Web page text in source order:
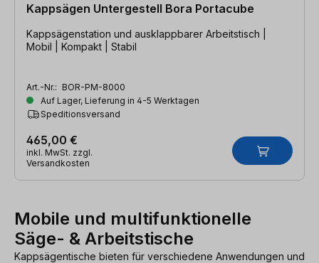
Kappsägen Untergestell Bora Portacube
Kappsägenstation und ausklappbarer Arbeitstisch |
Mobil | Kompakt | Stabil
Art.-Nr.: BOR-PM-8000
Auf Lager, Lieferung in 4-5 Werktagen
Speditionsversand
465,00 €
inkl. MwSt. zzgl.
Versandkosten
Mobile und multifunktionelle
Säge- & Arbeitstische
Kappsägentische bieten für verschiedene Anwendungen und